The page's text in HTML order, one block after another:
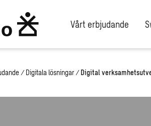
Vårt erbjudande
/ Digitala lösningar / Digital